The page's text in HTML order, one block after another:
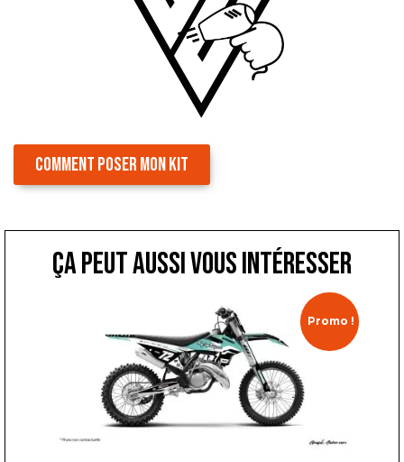
COMMENT POSER MON KIT
ça peut aussi vous intéresser
Promo !